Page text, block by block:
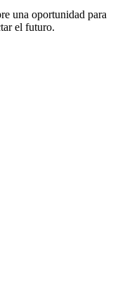
una oportunidad para
el futuro.